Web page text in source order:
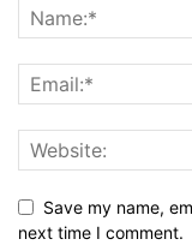
Save my name,
next time I comment.